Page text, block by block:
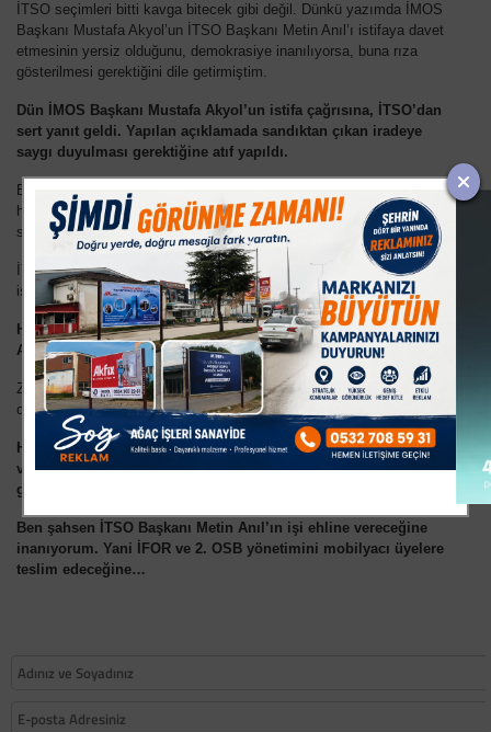
İTSO seçimleri bitti kavga bitecek gibi değil. Dünkü yazımda İMOS
Başkanı Mustafa Akyol’un İTSO Başkanı Metin Anıl’ı istifaya davet
etmesinin yersiz olduğunu, demokrasiye inanılıyorsa, buna rıza
gösterilmesi gerektiğini dile getirmiştim.
Dün İMOS Başkanı Mustafa Akyol’un istifa çağrısına, İTSO’dan
sert yanıt geldi. Yapılan açıklamada sandıktan çıkan iradeye
saygı duyulması gerektiğine atıf yapıldı.
Evet, çok doğru bir açıklama yapılmış, sandıktan çıkan iradeye
herkes saygı duymalı. Peki Sayın Mustafa Akyol, İMOS
seçimlerinde sandıktan değil de, sepetten mi çıktı da,
İTSO Başkan Vekili Mustafa Kaynakçı, Mustafa Akyol’un istifasını
istedi.
Hayır, ne İTSO Başkanı Metin Anıl, nede İMOS Başkanı Mustafa
Akyol istifa etmemeli, istifaları da istenmemeli.
Zira her iki isimde kendi üyelerinin oylarıyla seçilmiş, yani
demokrasinin bir cilvesi olarak o koltuklara oturmuşlardır.
Herkes birbirinin seçilmişliğine saygı duymalı. Asıl olan birlik
ve beraberliği sağlamak ve MÜSİAD Başkanı Zeki Kavaz’ın dile
getirdiği gibi işi ehline vermektir.
Ben şahsen İTSO Başkanı Metin Anıl’ın işi ehline vereceğine
inanıyorum. Yani İFOR ve 2. OSB yönetimini mobilyacı üyelere
teslim edeceğine…